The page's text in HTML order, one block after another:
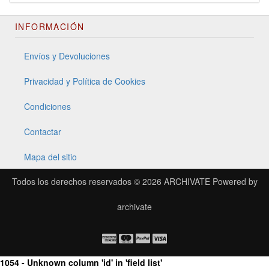
INFORMACIÓN
Envíos y Devoluciones
Privacidad y Política de Cookies
Condiciones
Contactar
Mapa del sitio
Todos los derechos reservados © 2026 ARCHIVATEPowered by
archivate
1054 - Unknown column 'id' in 'field list'